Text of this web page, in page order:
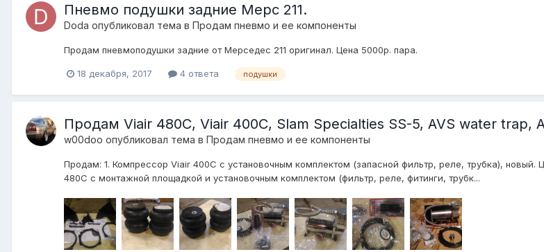
Пневмо подушки задние Мерс 211.
Doda опубликовал тема в Продам пневмо и ее компоненты
Продам пневмоподушки задние от Мерседес 211 оригинал. Цена 5000р. пара.
18 декабря, 2017 4 ответа подушки
Продам Viair 480C, Viair 400C, Slam Specialties SS-5, AVS water trap,
w00doo опубликовал тема в Продам пневмо и ее компоненты
Продам: 1. Компрессор Viair 400С с установочным комплектом (запасной фильтр, реле, трубка),
480С с монтажной площадкой и установочным комплектом (фильтр, реле, фитинги, трубк...